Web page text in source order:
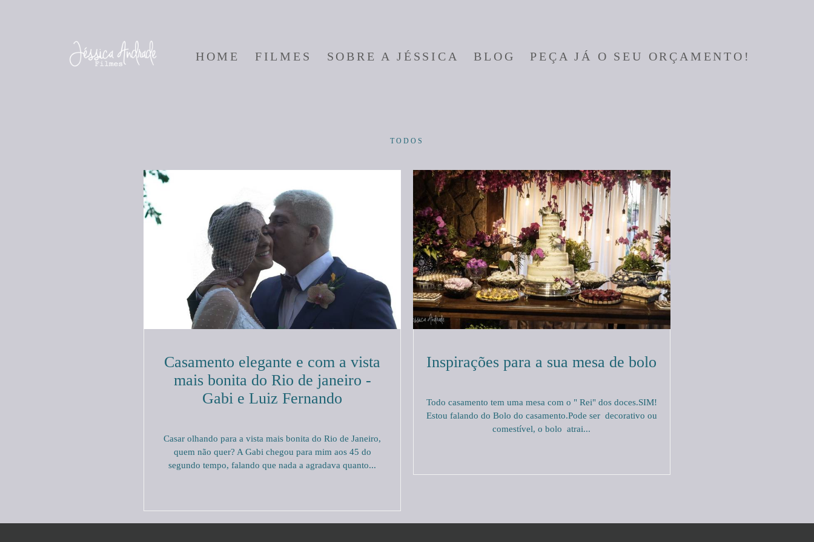
HOME FILMES SOBRE A JÉSSICA BLOG PEÇA JÁ O SEU ORÇAMENTO!
TODOS
Casamento elegante e com a vista
mais bonita do Rio de janeiro -
Gabi e Luiz Fernando
Casar olhando para a vista mais bonita do Rio de Janeiro,
quem não quer? A Gabi chegou para mim aos 45 do
segundo tempo, falando que nada a agradava quanto...
Inspirações para a sua mesa de bolo
Todo casamento tem uma mesa com o " Rei" dos doces.SIM!
Estou falando do Bolo do casamento.Pode ser decorativo ou
comestível, o bolo atrai...